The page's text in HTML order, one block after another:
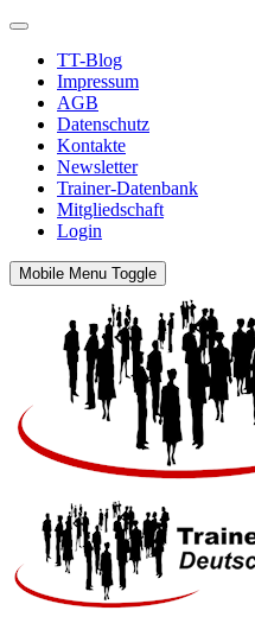
TT-Blog
Impressum
AGB
Datenschutz
Kontakte
Newsletter
Trainer-Datenbank
Mitgliedschaft
Login
Mobile Menu Toggle